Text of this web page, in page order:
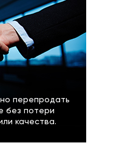
перепродать
без потери
качества.